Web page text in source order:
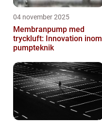
04 november 2025
Membranpump med
tryckluft: Innovation inom
pumpteknik